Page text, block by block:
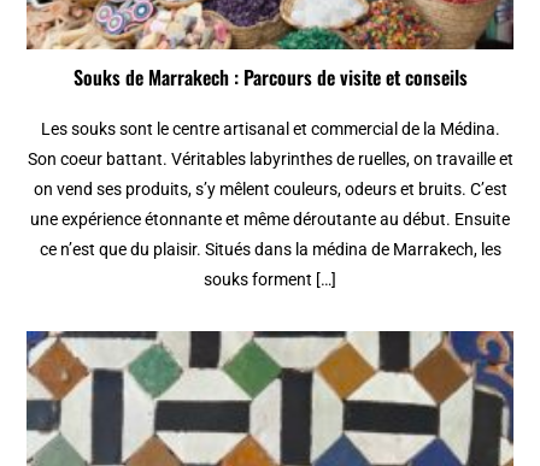
Souks de Marrakech : Parcours de visite et conseils
Les souks sont le centre artisanal et commercial de la Médina.
Son coeur battant. Véritables labyrinthes de ruelles, on travaille et
on vend ses produits, s’y mêlent couleurs, odeurs et bruits. C’est
une expérience étonnante et même déroutante au début. Ensuite
ce n’est que du plaisir. Situés dans la médina de Marrakech, les
souks forment […]